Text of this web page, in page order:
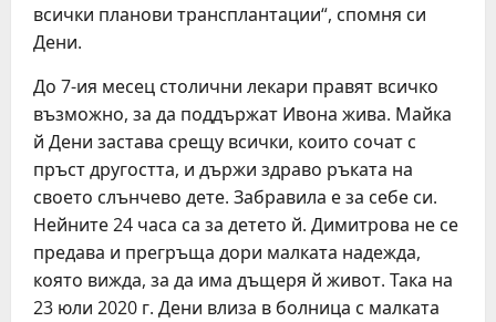
всички планови трансплантации“, спомня си
Дени.
До 7-ия месец столични лекари правят всичко
възможно, за да поддържат Ивона жива. Майка
й Дени застава срещу всички, които сочат с
пръст другостта, и държи здраво ръката на
своето слънчево дете. Забравила е за себе си.
Нейните 24 часа са за детето й. Димитрова не се
предава и прегръща дори малката надежда,
която вижда, за да има дъщеря й живот. Така на
23 юли 2020 г. Дени влиза в болница с малката